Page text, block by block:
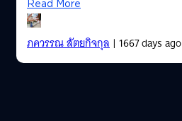
Read More
ภควรรณ สัตยกิจกุล| 1667 days ago